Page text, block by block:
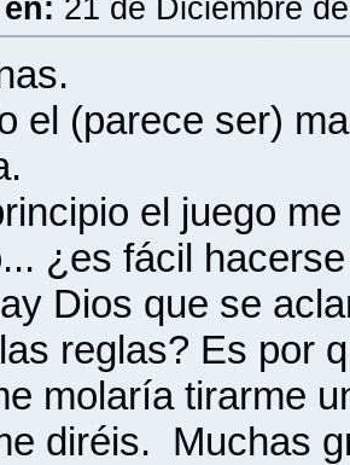
en: 21 de Diciembre
el (parece ser)
el juego
¿es fácil
Dios que se
reglas? Es por
molaría tirarme
diréis. Muchas